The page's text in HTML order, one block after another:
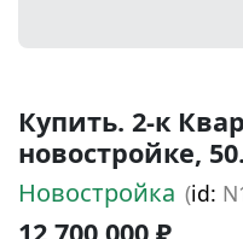
Купить. 2-к
новостройке,
Новостройка (id: